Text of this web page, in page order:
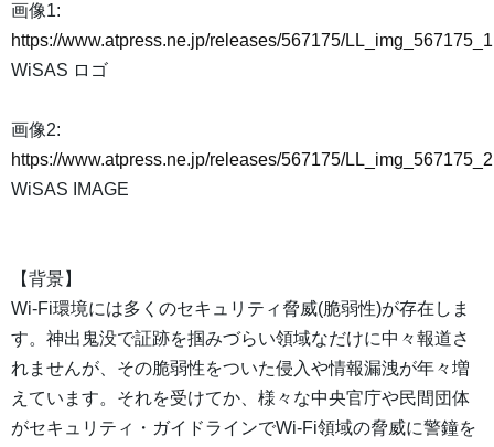
画像1:
https://www.atpress.ne.jp/releases/567175/
WiSAS ロゴ
画像2:
https://www.atpress.ne.jp/releases/567175/
WiSAS IMAGE
【背景】
Wi-Fi環境には多くのセキュリティ脅威(脆弱性)が存在しま
す。神出鬼没で証跡を掴みづらい領域なだけに中々報道さ
れませんが、その脆弱性をついた侵入や情報漏洩が年々増
えています。それを受けてか、様々な中央官庁や民間団体
がセキュリティ・ガイドラインでWi-Fi領域の脅威に警鐘を